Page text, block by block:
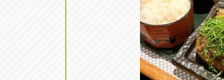
アップル
0561-53-
アップル
アップル尾張旭店
愛知県尾張旭市印場元町5-2-8